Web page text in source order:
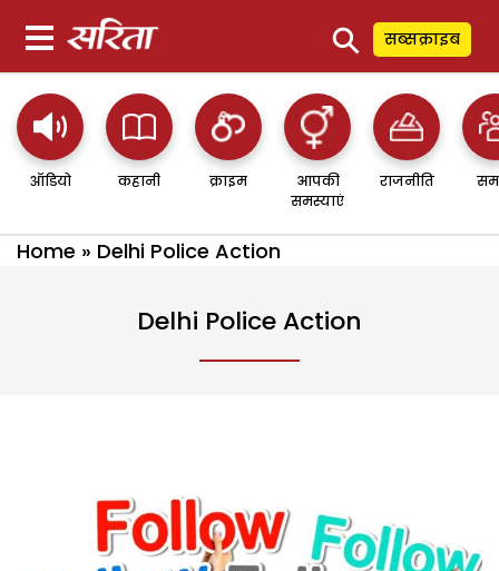
⚲ सब्सक्राइब
ऑडियो कहानी क्राइम
आपकी
समस्याएं
राजनीति
Home » Delhi Police Action
Delhi Police Action